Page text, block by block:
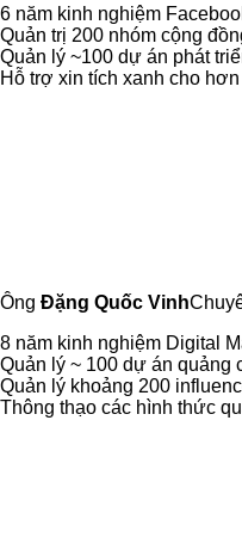
6 năm kinh nghiệm
Quản trị 200 nhóm cộng
Quản lý ~100 dự án phát
Hỗ trợ xin tích xanh cho
Ông Đặng Quốc Vinh
8 năm kinh nghiệm Digital
Quản lý ~ 100 dự án quảng
Quản lý khoảng 200
Thông thạo các hình thức